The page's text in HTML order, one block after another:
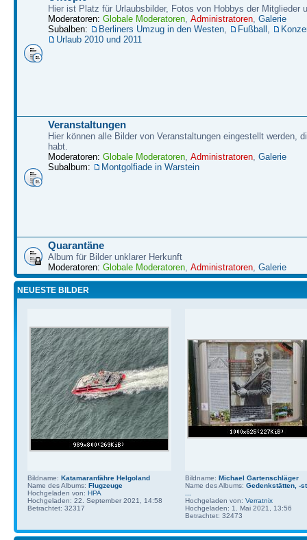
Hier ist Platz für Urlaubsbilder, Fotos von Hobbys der Mitglieder
Moderatoren: Globale Moderatoren Administratoren Galerie
Subalben:
Berliners Umzug in den Westen Fußball
Urlaub 2010 und 2011
Veranstaltungen
Hier können alle Bilder von Veranstaltungen eingestellt werden,
habt.
Moderatoren: Globale Moderatoren Administratoren Galerie
Subalbum:
Montgolfiade in Warstein
Quarantäne
Album für Bilder unklarer Herkunft
Moderatoren: Globale Moderatoren Administratoren Galerie
NEUESTE BILDER
Bildname: Katamaranfähre Helgoland
Name des Albums: Flugzeuge
Hochgeladen von: HPA
Hochgeladen: 22. September 2021, 14:58
Betrachtet: 32317
Bildname: Michael Gartenschläger
Name des Albums: Gedenkstätten, -
Hochgeladen von: Verratnix
Hochgeladen: 1. Mai 2021, 13:56
Betrachtet: 32473